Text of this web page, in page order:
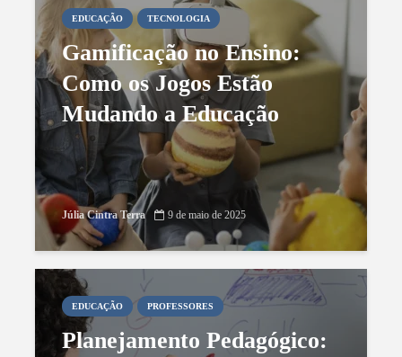
EDUCAÇÃO TECNOLOGIA
Gamificação no Ensino:
Como os Jogos Estão
Mudando a Educação
Júlia Cintra Terra 9 de maio de 2025
EDUCAÇÃO PROFESSORES
Planejamento Pedagógico: